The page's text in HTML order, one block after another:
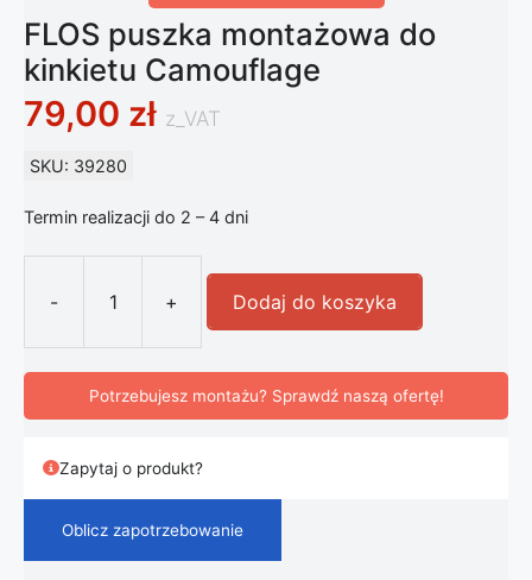
FLOS puszka montażowa do
kinkietu Camouflage
79,00 zł z_VAT
SKU: 39280
Termin realizacji do 2 – 4 dni
-
ilość FLOS puszka montażowa do
+ Dodaj do koszyka
Potrzebujesz montażu? Sprawdź naszą ofertę!
Zapytaj o produkt?
Oblicz zapotrzebowanie